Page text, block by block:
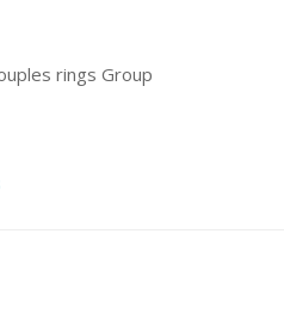
rings Group